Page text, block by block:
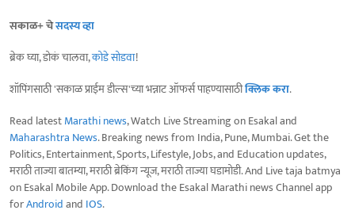
सकाळ+ चेसदस्य व्हा
ब्रेक घ्या, डोकं चालवा,कोडे सोडवा!
शॉपिंगसाठी 'सकाळ प्राईम डील्स'च्या भन्नाट ऑफर्स पाहण्यासाठीक्लिक करा.
Read latestMarathi news, Watch Live Streaming on Esakal and
Maharashtra News. Breaking news from India, Pune, Mumbai. Get the
Politics, Entertainment, Sports, Lifestyle, Jobs, and Education updates,
मराठी ताज्या बातम्या, मराठी ब्रेकिंग न्यूज, मराठी ताज्या घडामोडी. And Live taja batmya
on Esakal Mobile App. Download the Esakal Marathi news Channel app
forAndroidand IOS.